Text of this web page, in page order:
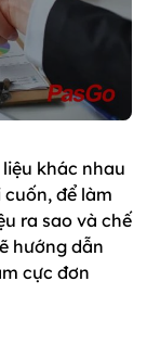
khác nhau
để làm
ra sao và chế
hướng dẫn
cực đơn